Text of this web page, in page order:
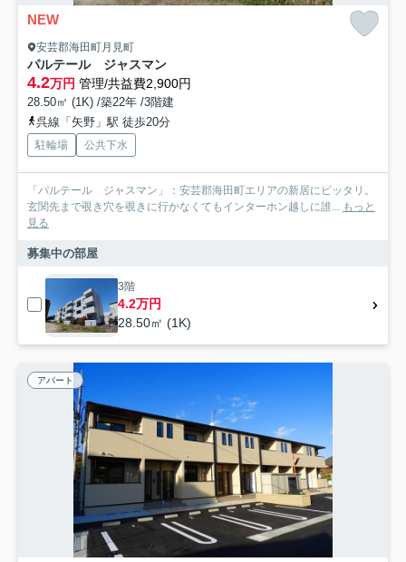
NEW
安芸郡海田町月見町
パルテール ジャスマン
4.2万円 管理/共益費2,900円
28.50㎡ (1K) /築22年 /3階建
呉線「矢野」駅 徒歩20分
駐輪場 公共下水
「パルテール ジャスマン」：安芸郡海田町エリアの新居にピッタリ。
玄関先まで覗き穴を覗きに行かなくてもインターホン越しに誰...
もっと
見る
募集中の部屋
3階
4.2万円
28.50㎡ (1K)
アパート